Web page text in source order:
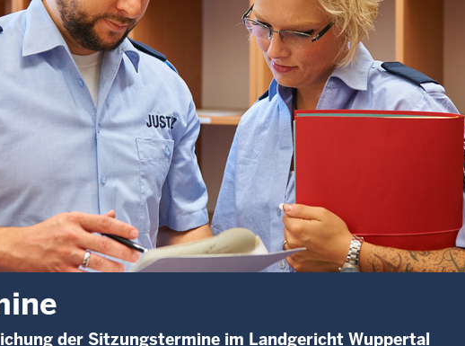
der Sitzungstermine im Landgericht Wuppertal